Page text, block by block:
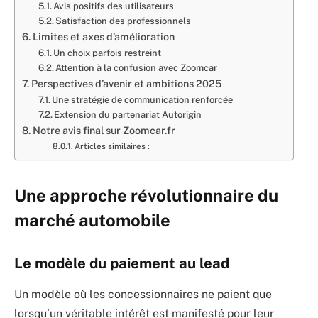
Avis positifs des utilisateurs
Satisfaction des professionnels
Limites et axes d’amélioration
Un choix parfois restreint
Attention à la confusion avec Zoomcar
Perspectives d’avenir et ambitions 2025
Une stratégie de communication renforcée
Extension du partenariat Autorigin
Notre avis final sur Zoomcar.fr
Articles similaires :
Une approche révolutionnaire du
marché automobile
Le modèle du paiement au lead
Un modèle où les concessionnaires ne paient que
lorsqu’un véritable intérêt est manifesté pour leur